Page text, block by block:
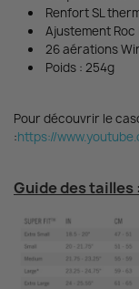
Renfort SL
Ajustement Roc
26 aérations
Poids : 254g
Pour découvrir le
:https://
Guide des tailles :